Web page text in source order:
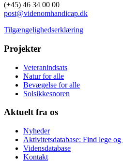
(+45) 46 34 00 00
post@videnomhandicap.dk
Tilgængelighedserklæring
Projekter
Veteranindsats
Natur for alle
Bevægelse for alle
Solsikkesnoren
Aktuelt fra os
Nyheder
Aktivitetsdatabase: Find lege og
Vidensdatabase
Kontakt